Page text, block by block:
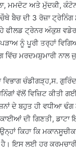
ਮਮਦੋਟ ਅਤੇ ਮੁੱਦਕੀ,
ਬੈਚ ਦੀ 3 ਰੋਜ਼ਾ
ਟ੍ਰੇਨਰ ਅੰਕੁਸ਼ ਵਡੇਰਾ,
ਨੂੰ ਪੂਰੀ ਤਰ੍ਹਾਂ
ਮਰਦਮਸ਼ੁਮਾਰੀ
ਚੰਡੀਗੜ੍ਹ,ਸ.
ਵੱਲੋਂ ਵਿਜ਼ਿਟ ਕੀਤੀ
ਦੇ ਬਹੁਤ ਹੀ ਵਧੀਆ
ਦੀ ਗਿਣਤੀ, ਡਾਟਾ
ਕਿਹਾ ਕਿ
ਇਸ ਲਈ ਹਰ